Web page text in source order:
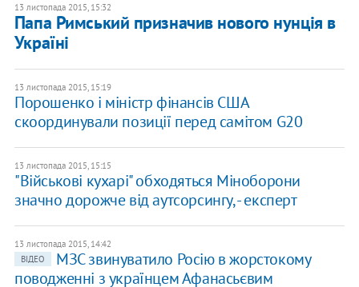
13 листопада 2015, 15:32
Папа Римський призначив нового нунція в
Україні
13 листопада 2015, 15:19
Порошенко і міністр фінансів США
скоординували позиції перед самітом G20
13 листопада 2015, 15:15
"Військові кухарі" обходяться Міноборони
значно дорожче від аутсорсингу, - експерт
13 листопада 2015, 14:42
ВІДЕО
МЗС звинуватило Росію в жорстокому
поводженні з українцем Афанасьєвим